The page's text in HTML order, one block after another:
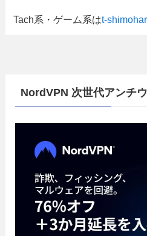
Tach系・ゲーム系はt-
NordVPN 次世代アンチ